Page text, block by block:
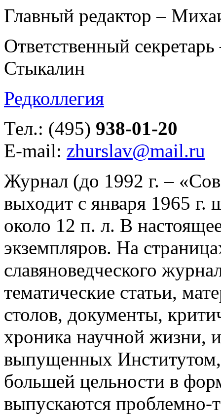
Главный редактор –
Ответственный
Стыкалин
Редколлегия
Тел.: (495) 938-01-20
E-mail: zhurslav@mail.ru
Журнал (до 1992 г. –
выходит с января 1965 г.
около 12 п. л. В
экземпляров. На
славяноведческого
тематические статьи,
столов, документы,
хроника научной жизни,
выпущенных
большей цельности в
выпускаются проблемно-